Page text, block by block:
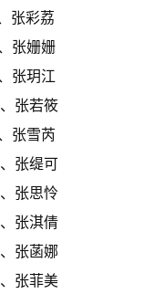
张彩荔
张姗姗
张玥江
张若筱
张雪芮
张缇可
张思怜
张淇倩
张菡娜
张菲美